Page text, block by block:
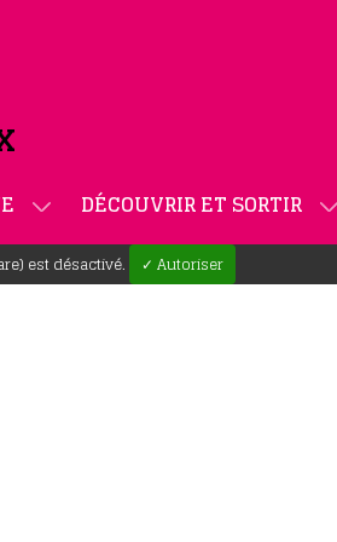
DÉCOUVRIR ET SORTIR
est désactivé. ✓ Autoriser